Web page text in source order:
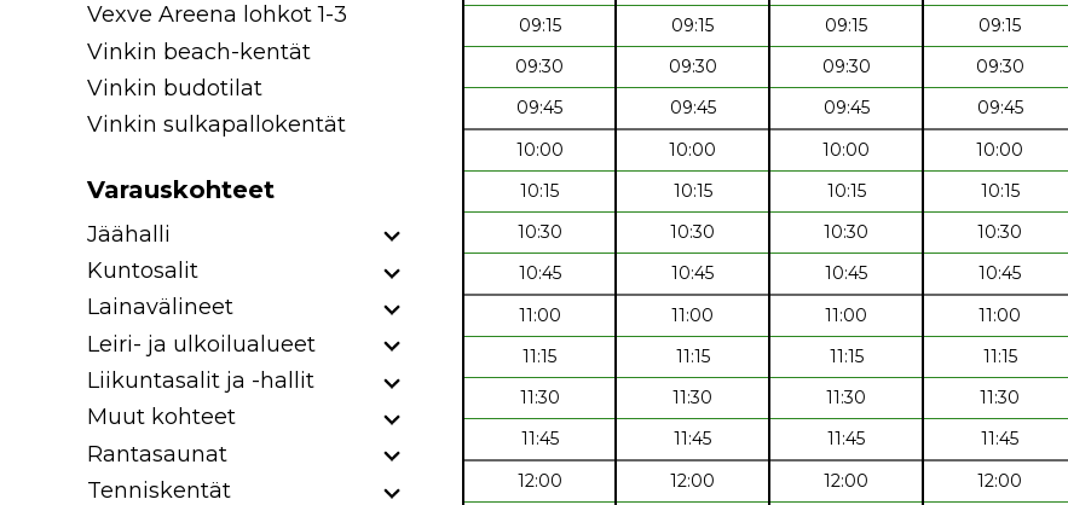
Vexve Areena lohkot 1-3
Vinkin beach-kentät
Vinkin budotilat
Vinkin sulkapallokentät
Varauskohteet
Jäähalli
Kuntosalit
Lainavälineet
Leiri- ja ulkoilualueet
Liikuntasalit ja -hallit
Muut kohteet
Rantasaunat
Tenniskentät
09:15
09:15 09:15 09:15
09:30
09:30 09:30 09:30
09:45
09:45 09:45 09:45
10:00
10:00 10:00 10:00
10:15
10:15 10:15 10:15
10:30
10:30 10:30 10:30
10:45
10:45 10:45 10:45
11:00
11:00 11:00 11:00
11:15
11:15 11:15 11:15
11:30
11:30 11:30 11:30
11:45
11:45 11:45 11:45
12:00
12:00 12:00 12:00